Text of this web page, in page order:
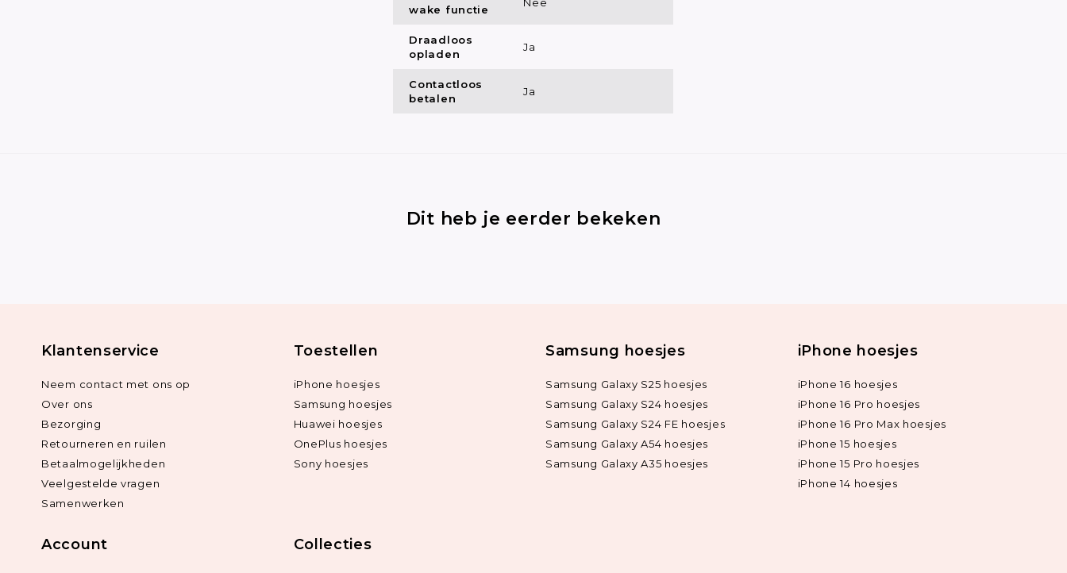
wake functie
Draadloos
opladen
Ja
Contactloos
betalen
Ja
Dit heb je eerder bekeken
Klantenservice
Neem contact met ons op
Over ons
Bezorging
Retourneren en ruilen
Betaalmogelijkheden
Veelgestelde vragen
Samenwerken
Toestellen
iPhone hoesjes
Samsung hoesjes
Huawei hoesjes
OnePlus hoesjes
Sony hoesjes
Samsung hoesjes
Samsung Galaxy S25 hoesjes
Samsung Galaxy S24 hoesjes
Samsung Galaxy S24 FE hoesjes
Samsung Galaxy A54 hoesjes
Samsung Galaxy A35 hoesjes
iPhone hoesjes
iPhone 16 hoesjes
iPhone 16 Pro hoesjes
iPhone 16 Pro Max hoesjes
iPhone 15 hoesjes
iPhone 15 Pro hoesjes
iPhone 14 hoesjes
Account Collecties